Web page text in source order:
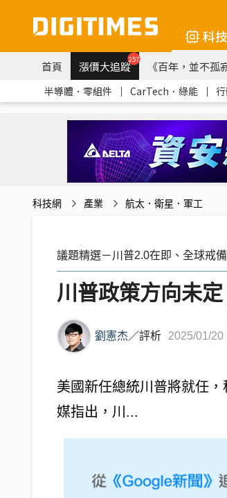
科
首頁 漲價大追蹤257 《百年，並不孤
半導體．零組件 ｜ CarTech．綠能 ｜
科技網 產業 航太．衛星．軍工
議題精選－川普2.0在即、全球戒備
川普政策方向未
劉憲杰 ／評析 2025/01/20
美國新任總統川普將就任
媒指出，川...